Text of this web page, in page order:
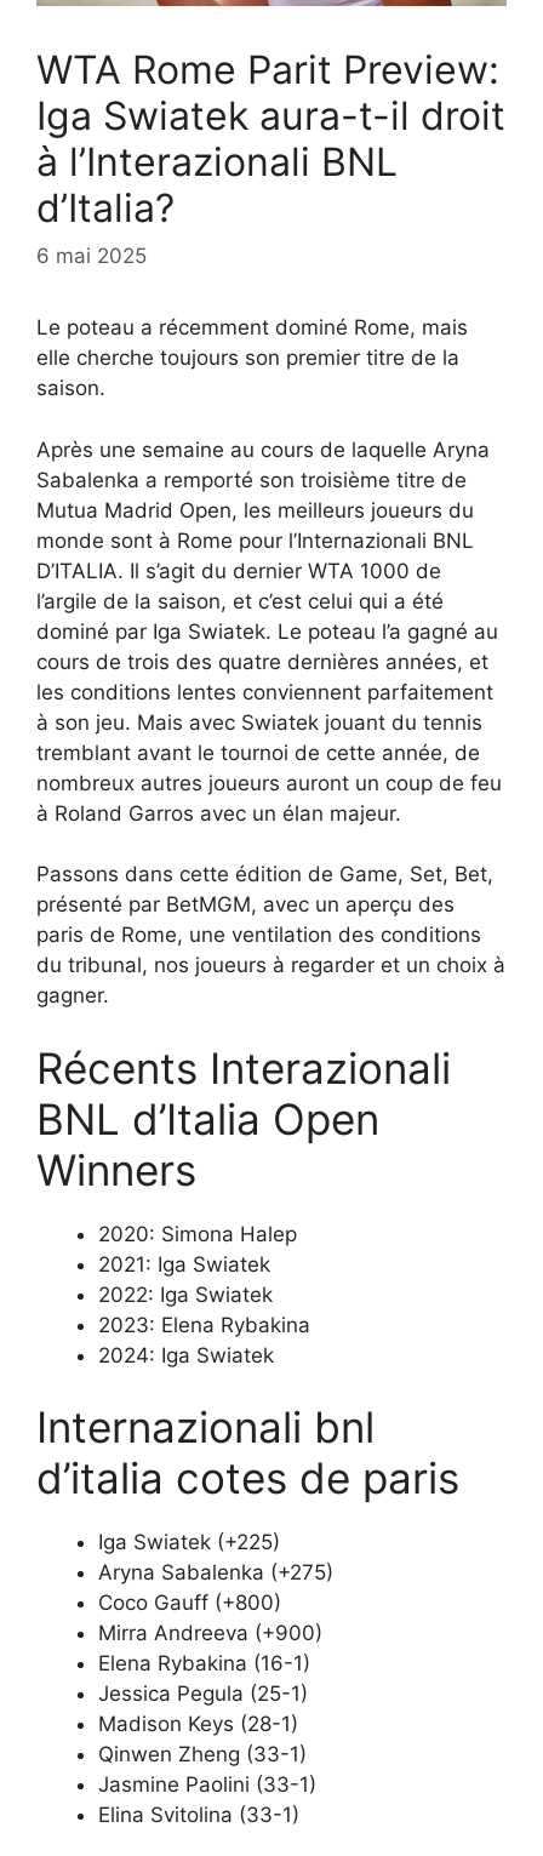
WTA Rome Parit Preview:
Iga Swiatek aura-t-il droit
à l’Interazionali BNL
d’Italia?
6 mai 2025
Le poteau a récemment dominé Rome, mais
elle cherche toujours son premier titre de la
saison.
Après une semaine au cours de laquelle Aryna
Sabalenka a remporté son troisième titre de
Mutua Madrid Open, les meilleurs joueurs du
monde sont à Rome pour l’Internazionali BNL
D’ITALIA. Il s’agit du dernier WTA 1000 de
l’argile de la saison, et c’est celui qui a été
dominé par Iga Swiatek. Le poteau l’a gagné au
cours de trois des quatre dernières années, et
les conditions lentes conviennent parfaitement
à son jeu. Mais avec Swiatek jouant du tennis
tremblant avant le tournoi de cette année, de
nombreux autres joueurs auront un coup de feu
à Roland Garros avec un élan majeur.
Passons dans cette édition de Game, Set, Bet,
présenté par BetMGM, avec un aperçu des
paris de Rome, une ventilation des conditions
du tribunal, nos joueurs à regarder et un choix à
gagner.
Récents Interazionali
BNL d’Italia Open
Winners
2020: Simona Halep
2021: Iga Swiatek
2022: Iga Swiatek
2023: Elena Rybakina
2024: Iga Swiatek
Internazionali bnl
d’italia cotes de paris
Iga Swiatek (+225)
Aryna Sabalenka (+275)
Coco Gauff (+800)
Mirra Andreeva (+900)
Elena Rybakina (16-1)
Jessica Pegula (25-1)
Madison Keys (28-1)
Qinwen Zheng (33-1)
Jasmine Paolini (33-1)
Elina Svitolina (33-1)